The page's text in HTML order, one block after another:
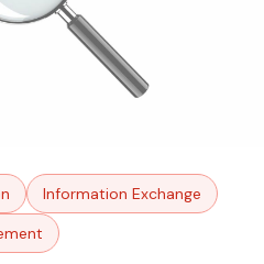
Information Exchange